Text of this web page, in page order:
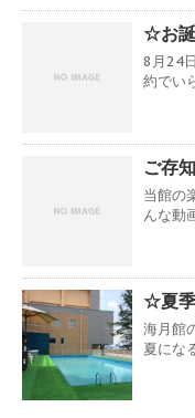
☆お
8月24
約でい
ご存
当館の
んな動
☆夏
海月館
夏にな